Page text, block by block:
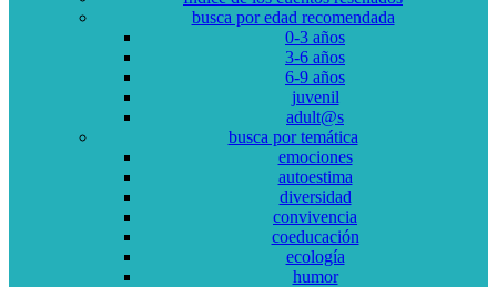
busca por edad recomendada
0-3 años
3-6 años
6-9 años
juvenil
adult@s
busca por temática
emociones
autoestima
diversidad
convivencia
coeducación
ecología
humor